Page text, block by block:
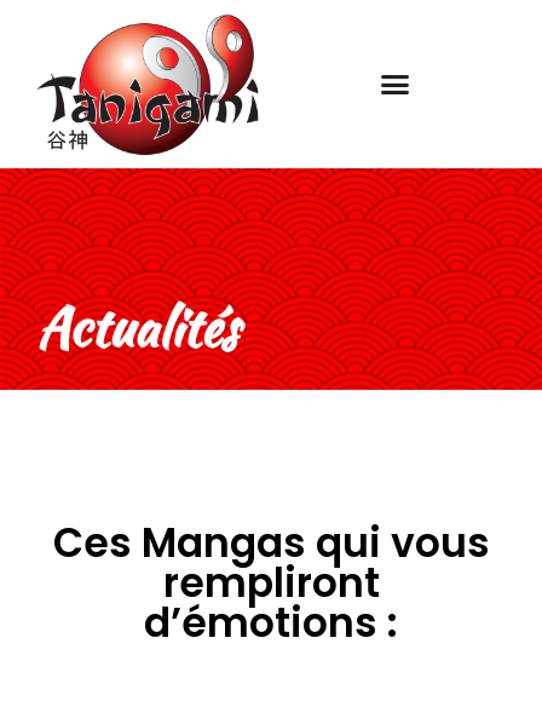
Actualités
Ces Mangas qui vous
rempliront
d’émotions :